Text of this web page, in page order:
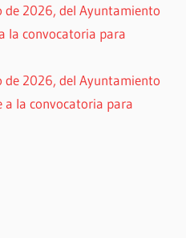
de 2026, del Ayuntamiento
la convocatoria para
de 2026, del Ayuntamiento
a la convocatoria para